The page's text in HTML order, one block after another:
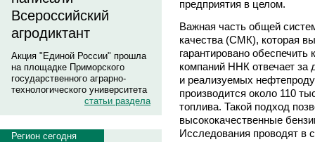
Всероссийский
агродиктант
Акция "Единой России" прошла
на площадке Приморского
государственного аграрно-
технологического университета
статьи раздела
Регион сегодня
предприятия в целом.
Важная часть общей
качества (СМК), которая
гарантировано обеспечить
компаний ННК отвечает за
и реализуемых
производится около 110
топлива. Такой подход
высококачественные
Исследования проводят в